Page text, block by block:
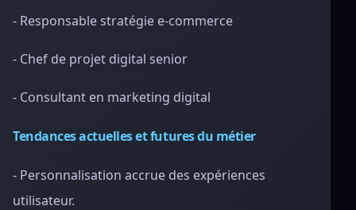
- Responsable stratégie e-commerce
- Chef de projet digital senior
- Consultant en marketing digital
Tendances actuelles et futures du métier
- Personnalisation accrue des expériences
utilisateur.